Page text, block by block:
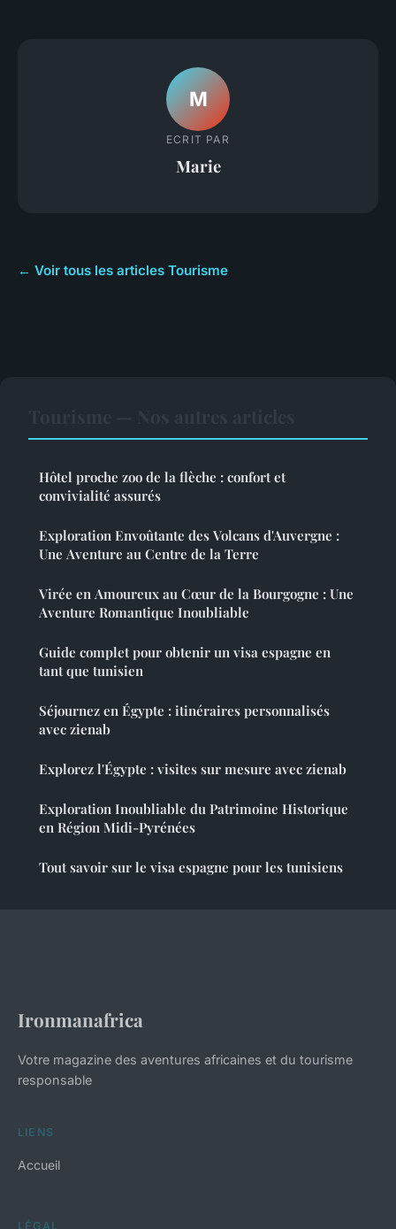
M
ECRIT PAR
Marie
← Voir tous les articles Tourisme
Hôtel proche zoo de la flèche : confort et
convivialité assurés
Exploration Envoûtante des Volcans d'Auvergne :
Une Aventure au Centre de la Terre
Virée en Amoureux au Cœur de la Bourgogne : Une
Aventure Romantique Inoubliable
Guide complet pour obtenir un visa espagne en
tant que tunisien
Séjournez en Égypte : itinéraires personnalisés
avec zienab
Explorez l'Égypte : visites sur mesure avec zienab
Exploration Inoubliable du Patrimoine Historique
en Région Midi-Pyrénées
Tout savoir sur le visa espagne pour les tunisiens
Ironmanafrica
Votre magazine des aventures africaines et du tourisme
responsable
LIENS
Accueil
LÉGAL